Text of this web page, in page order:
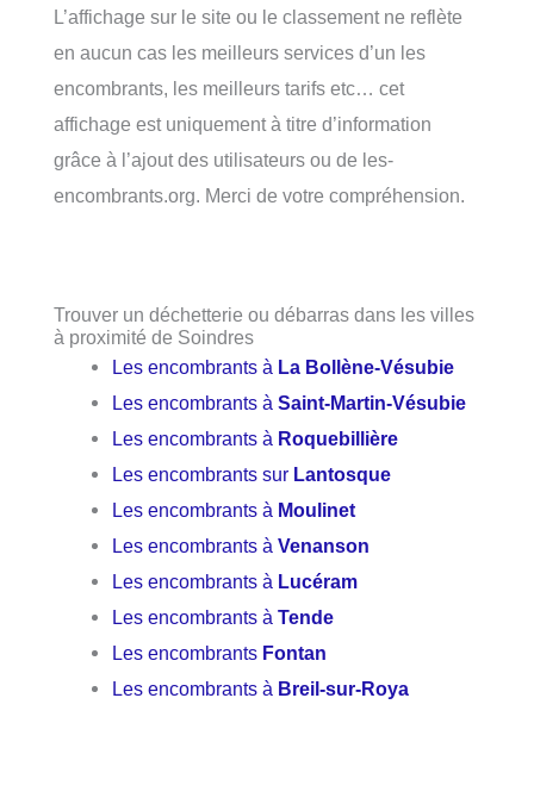
L’affichage sur le site ou le classement ne reflète
en aucun cas les meilleurs services d’un les
encombrants, les meilleurs tarifs etc… cet
affichage est uniquement à titre d’information
grâce à l’ajout des utilisateurs ou de les-
encombrants.org. Merci de votre compréhension.
Trouver un déchetterie ou débarras dans les villes
à proximité de Soindres
Les encombrants à La Bollène-Vésubie
Les encombrants àSaint-Martin-Vésubie
Les encombrants à Roquebillière
Les encombrants sur Lantosque
Les encombrants à Moulinet
Les encombrants àVenanson
Les encombrants à Lucéram
Les encombrants àTende
Les encombrants Fontan
Les encombrants à Breil-sur-Roya